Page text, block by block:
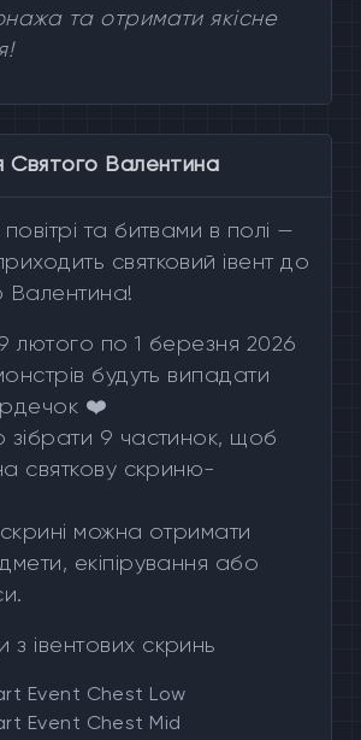
та отримати якісне
Святого Валентина
та битвами в полі —
святковий івент до
Валентина!
лютого по 1 березня 2026
будуть випадати
❤️
зібрати 9 частинок, щоб
святкову скриню-
можна отримати
екіпірування або
івентових скринь
Event Chest Low
Event Chest Mid